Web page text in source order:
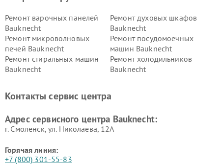
Ремонт варочных панелей
Bauknecht
Ремонт духовых шкафов
Bauknecht
Ремонт микроволновых
печей Bauknecht
Ремонт посудомоечных
машин Bauknecht
Ремонт стиральных машин
Bauknecht
Ремонт холодильников
Bauknecht
Контакты сервис центра
Адрес сервисного центра Bauknecht:
г. Смоленск, ул. Николаева, 12А
Горячая линия:
+7 (800) 301-55-83